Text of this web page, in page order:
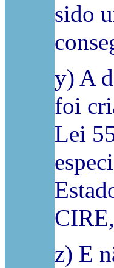
sido
y) A
foi
Lei
z) E